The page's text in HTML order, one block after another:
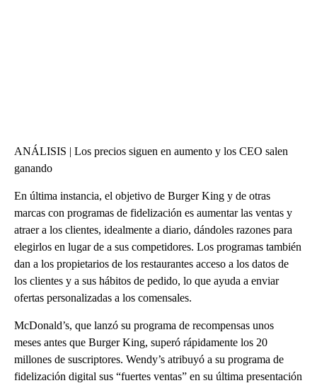
ANÁLISIS | Los precios siguen en aumento y los CEO salen
ganando
En última instancia, el objetivo de Burger King y de otras
marcas con programas de fidelización es aumentar las ventas y
atraer a los clientes, idealmente a diario, dándoles razones para
elegirlos en lugar de a sus competidores. Los programas también
dan a los propietarios de los restaurantes acceso a los datos de
los clientes y a sus hábitos de pedido, lo que ayuda a enviar
ofertas personalizadas a los comensales.
McDonald’s, que lanzó su programa de recompensas unos
meses antes que Burger King, superó rápidamente los 20
millones de suscriptores. Wendy’s atribuyó a su programa de
fidelización digital sus “fuertes ventas” en su última presentación